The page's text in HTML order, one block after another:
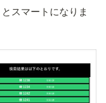
スマートになりま